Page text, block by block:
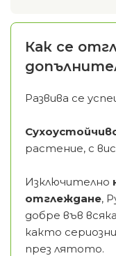
Как се
Paзвивa ce
pacтeниe, c
Изключително
отглеждане,
добре във
както
през лятото.